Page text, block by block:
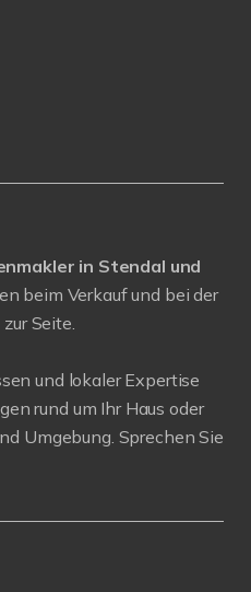
in Stendal und
beim Verkauf und bei der
Seite.
und lokaler Expertise
rund um Ihr Haus oder
Umgebung. Sprechen Sie